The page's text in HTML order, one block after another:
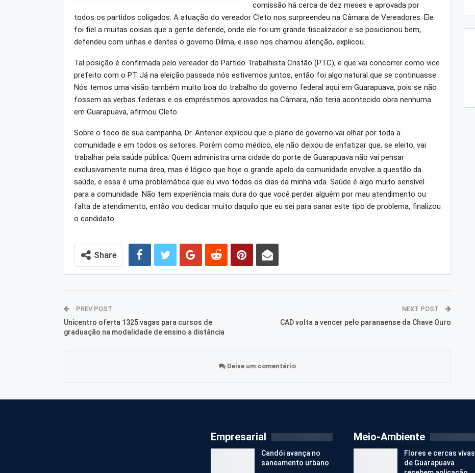
comissão há cerca de dez meses e aprovada por
todos os partidos coligados. A atuação do vereador Cleto nos surpreendeu na Câmara de Vereadores. Ele
foi fiel a muitas coisas que a gente defende, onde ele foi um grande fiscalizador e se posicionou bem,
defendeu com unhas e dentes o governo Dilma, e isso nos chamou atenção, explicou.
Tal posição é confirmada pelo vereador do Partido Trabalhista Cristão (PTC), e que vai concorrer como vice
prefeito com o PT. Já na eleição passada nós estivemos juntos, então foi algo natural que se continuasse.
Nós temos uma visão também muito boa do trabalho do governo federal aqui em Guarapuava, pois se não
fossem as verbas federais e os empréstimos aprovados na Câmara, não teria acontecido obra nenhuma
em Guarapuava, afirmou Cleto.
Sobre o foco de sua campanha, Dr. Antenor explicou que o plano de governo vai olhar por toda a
comunidade e em todos os setores. Porém como médico, ele não deixou de enfatizar que, se eleito, vai
trabalhar pela saúde pública. Quem administra uma cidade do porte de Guarapuava não vai pensar
exclusivamente numa área, mas é lógico que hoje o grande apelo da comunidade envolve a questão da
saúde, e essa é uma problemática que eu vivo todos os dias da minha vida. Saúde é algo muito sensível
para a comunidade. Não tem experiência mais dura do que você perder alguém por mau atendimento ou
falta de atendimento, então vou dedicar muito daquilo que eu sei para sanar este tipo de problema, finalizou
o candidato.
Share
PREV POST
Unicentro oferta 1325 vagas para cursos de
graduação na modalidade de ensino a distância
NEXT POST
CAD volta a vencer pelo paranaense da Chave Ouro
Deixe um comentário
Empresarial
Candói avança no
saneamento urbano
Meio-Ambiente
Flores e cercas vivas
de Guarapuava